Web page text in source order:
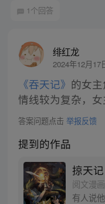
1个回答
绯红龙
2024年12月17
《吞天记》 的女
情线较为复杂，女
答案问题点击 举报反馈
提到的作品
掠天记
阅文漫
有人说